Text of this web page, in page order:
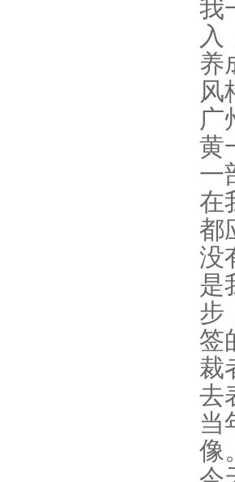
我
入
养
风
广
黄
一
在
都
没
是
步
签
裁
去
当
像